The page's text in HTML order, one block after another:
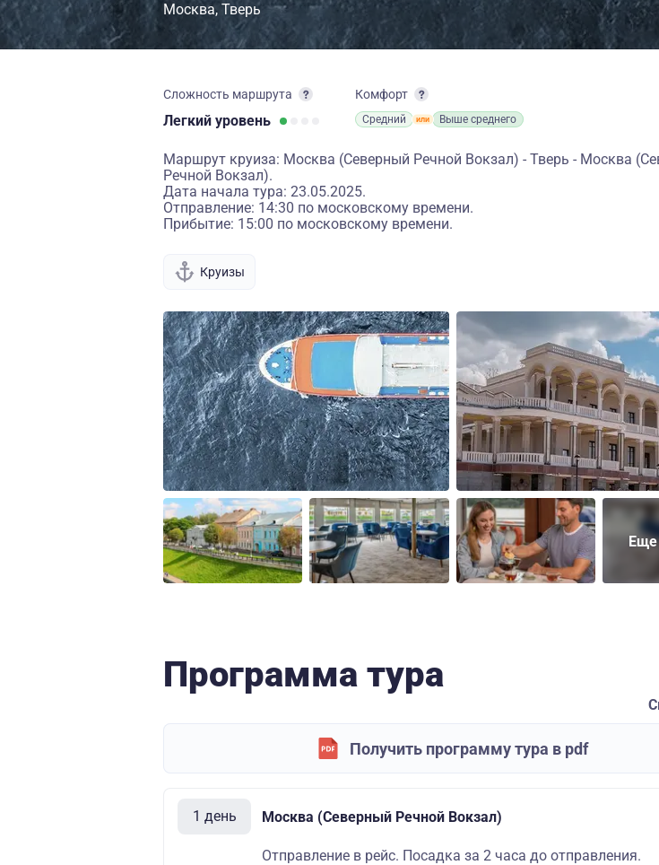
Москва Тверь
Сложность маршрута
Легкий уровень
Комфорт
Средний Выше среднего
Маршрут круиза: Москва (Северный Речной Вокзал) - Тверь - Москва
Речной Вокзал).
Дата начала тура: 23.05.2025.
Отправление: 14:30 по московскому времени.
Прибытие: 15:00 по московскому времени.
Круизы
Еще
Программа тура
Получить программу тура в pdf
1 день Москва (Северный Речной Вокзал)
Отправление в рейс. Посадка за 2 часа до отправления.